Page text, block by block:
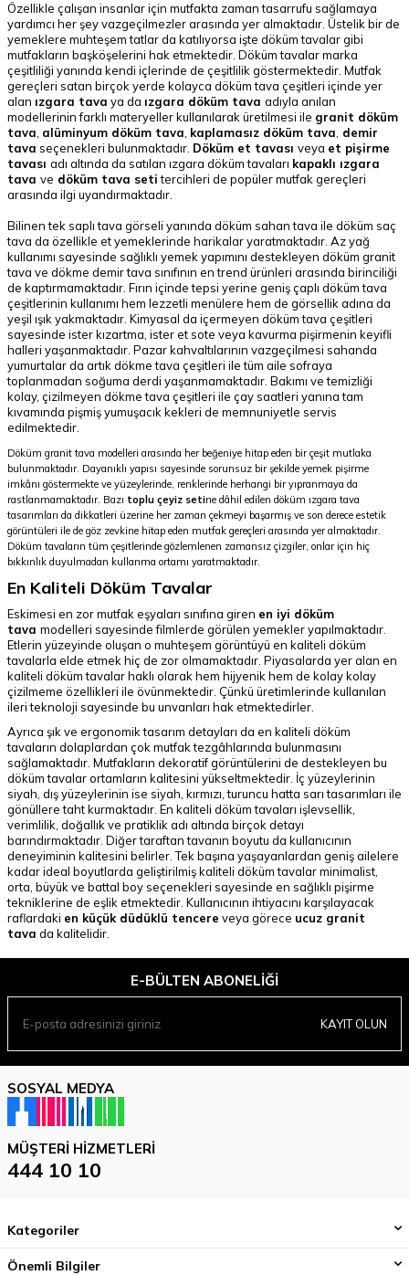
Özellikle çalışan insanlar için mutfakta zaman tasarrufu sağlamaya
yardımcı her şey vazgeçilmezler arasında yer almaktadır. Üstelik bir de
yemeklere muhteşem tatlar da katılıyorsa işte döküm tavalar gibi
mutfakların başköşelerini hak etmektedir. Döküm tavalar marka
çeşitliliği yanında kendi içlerinde de çeşitlilik göstermektedir. Mutfak
gereçleri satan birçok yerde kolayca döküm tava çeşitleri içinde yer
alan ızgara tava ya da ızgara döküm tava adıyla anılan
modellerinin farklı materyeller kullanılarak üretilmesi ile granit döküm
tava alüminyum döküm tava kaplamasız döküm tava demir
tava seçenekleri bulunmaktadır. Döküm et tavası veya et pişirme
tavası adı altında da satılan ızgara döküm tavaları kapaklı ızgara
tava ve döküm tava seti tercihleri de popüler mutfak gereçleri
arasında ilgi uyandırmaktadır.
Bilinen tek saplı tava görseli yanında döküm sahan tava ile döküm saç
tava da özellikle et yemeklerinde harikalar yaratmaktadır. Az yağ
kullanımı sayesinde sağlıklı yemek yapımını destekleyen döküm granit
tava ve dökme demir tava sınıfının en trend ürünleri arasında birinciliği
de kaptırmamaktadır. Fırın içinde tepsi yerine geniş çaplı döküm tava
çeşitlerinin kullanımı hem lezzetli menülere hem de görsellik adına da
yeşil ışık yakmaktadır. Kimyasal da içermeyen döküm tava çeşitleri
sayesinde ister kızartma, ister et sote veya kavurma pişirmenin keyifli
halleri yaşanmaktadır. Pazar kahvaltılarının vazgeçilmesi sahanda
yumurtalar da artık dökme tava çeşitleri ile tüm aile sofraya
toplanmadan soğuma derdi yaşanmamaktadır. Bakımı ve temizliği
kolay, çizilmeyen dökme tava çeşitleri ile çay saatleri yanına tam
kıvamında pişmiş yumuşacık kekleri de memnuniyetle servis
edilmektedir.
Döküm granit tava modelleri arasında her beğeniye hitap eden bir çeşit mutlaka
bulunmaktadır. Dayanıklı yapısı sayesinde sorunsuz bir şekilde yemek pişirme
imkânı göstermekte ve yüzeylerinde, renklerinde herhangi bir yıpranmaya da
rastlanmamaktadır. Bazı toplu çeyiz setine dâhil edilen döküm ızgara tava
tasarımları da dikkatleri üzerine her zaman çekmeyi başarmış ve son derece estetik
görüntüleri ile de göz zevkine hitap eden mutfak gereçleri arasında yer almaktadır.
Döküm tavaların tüm çeşitlerinde gözlemlenen zamansız çizgiler, onlar için hiç
bıkkınlık duyulmadan kullanma ortamı yaratmaktadır.
En Kaliteli Döküm Tavalar
Eskimesi en zor mutfak eşyaları sınıfına giren en iyi döküm
tava modelleri sayesinde filmlerde görülen yemekler yapılmaktadır.
Etlerin yüzeyinde oluşan o muhteşem görüntüyü en kaliteli döküm
tavalarla elde etmek hiç de zor olmamaktadır. Piyasalarda yer alan en
kaliteli döküm tavalar haklı olarak hem hijyenik hem de kolay kolay
çizilmeme özellikleri ile övünmektedir. Çünkü üretimlerinde kullanılan
ileri teknoloji sayesinde bu unvanları hak etmektedirler.
Ayrıca şık ve ergonomik tasarım detayları da en kaliteli döküm
tavaların dolaplardan çok mutfak tezgâhlarında bulunmasını
sağlamaktadır. Mutfakların dekoratif görüntülerini de destekleyen bu
döküm tavalar ortamların kalitesini yükseltmektedir. İç yüzeylerinin
siyah, dış yüzeylerinin ise siyah, kırmızı, turuncu hatta sarı tasarımları ile
gönüllere taht kurmaktadır. En kaliteli döküm tavaları işlevsellik,
verimlilik, doğallık ve pratiklik adı altında birçok detayı
barındırmaktadır. Diğer taraftan tavanın boyutu da kullanıcının
deneyiminin kalitesini belirler. Tek başına yaşayanlardan geniş ailelere
kadar ideal boyutlarda geliştirilmiş kaliteli döküm tavalar minimalist,
orta, büyük ve battal boy seçenekleri sayesinde en sağlıklı pişirme
tekniklerine de eşlik etmektedir. Kullanıcının ihtiyacını karşılayacak
raflardaki en küçük düdüklü tencere veya görece ucuz granit
tava da kalitelidir.
E-BÜLTEN ABONELIĞI
KAYIT OLUN
SOSYAL MEDYA
MÜŞTERI HIZMETLERI
444 10 10
Kategoriler
Önemli Bilgiler